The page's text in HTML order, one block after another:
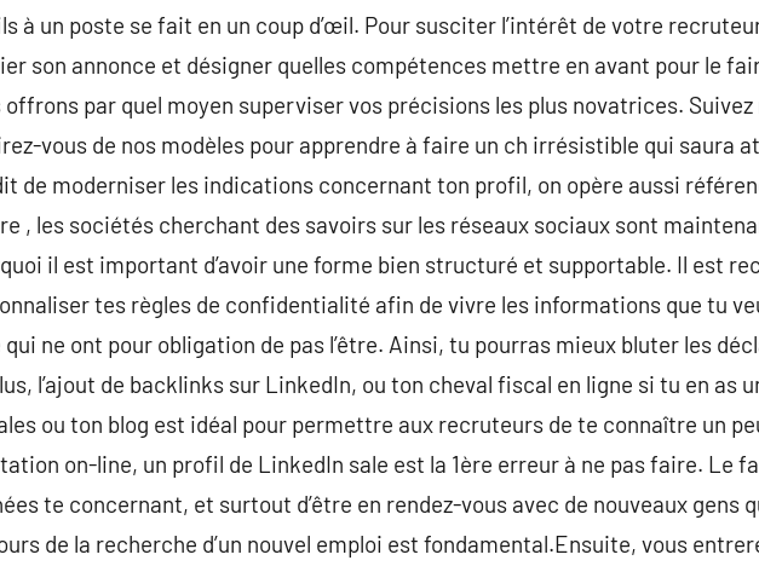
à un poste se fait en un coup d’œil. Pour susciter l’intérêt de votre
son annonce et désigner quelles compétences mettre en avant pour le
offrons par quel moyen superviser vos précisions les plus novatrices.
vous de nos modèles pour apprendre à faire un ch irrésistible qui saura
de moderniser les indications concernant ton profil, on opère aussi
, les sociétés cherchant des savoirs sur les réseaux sociaux sont
il est important d’avoir une forme bien structuré et supportable. Il est
tes règles de confidentialité afin de vivre les informations que tu
qui ne ont pour obligation de pas l’être. Ainsi, tu pourras mieux bluter les
l’ajout de backlinks sur LinkedIn, ou ton cheval fiscal en ligne si tu en as
ou ton blog est idéal pour permettre aux recruteurs de te connaître un
on-line, un profil de LinkedIn sale est la 1ère erreur à ne pas faire. Le
te concernant, et surtout d’être en rendez-vous avec de nouveaux gens
de la recherche d’un nouvel emploi est fondamental.Ensuite, vous